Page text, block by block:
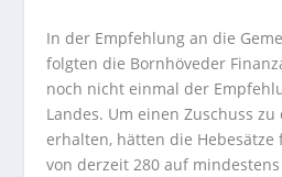
In der Empfehlung an die
folgten die Bornhöveder
noch nicht einmal der
Landes. Um einen Zuschuss
erhalten, hätten die
von derzeit 280 auf